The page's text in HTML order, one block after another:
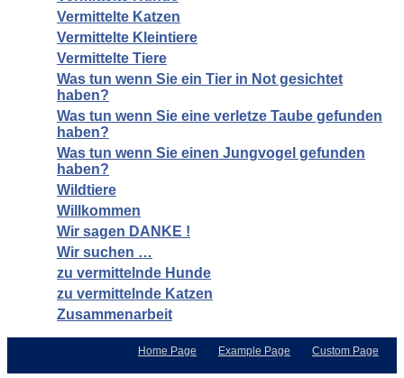
Vermittelte Katzen
Vermittelte Kleintiere
Vermittelte Tiere
Was tun wenn Sie ein Tier in Not gesichtet
haben?
Was tun wenn Sie eine verletze Taube gefunden
haben?
Was tun wenn Sie einen Jungvogel gefunden
haben?
Wildtiere
Willkommen
Wir sagen DANKE !
Wir suchen …
zu vermittelnde Hunde
zu vermittelnde Katzen
Zusammenarbeit
Home Page Example Page Custom Page